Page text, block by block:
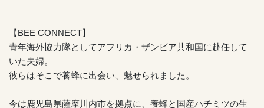
【BEE CONNECT】
青年海外協力隊としてアフリカ・ザンビア共和国に赴任して
いた夫婦。
彼らはそこで養蜂に出会い、魅せられました。
今は鹿児島県薩摩川内市を拠点に、養蜂と国産ハチミツの生